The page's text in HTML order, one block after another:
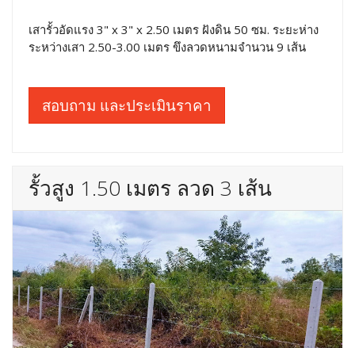
เสารั้วอัดแรง 3" x 3" x 2.50 เมตร ฝังดิน 50 ซม. ระยะห่าง
ระหว่างเสา 2.50-3.00 เมตร ขึงลวดหนามจำนวน 9 เส้น
สอบถาม และประเมินราคา
รั้วสูง 1.50 เมตร ลวด 3 เส้น